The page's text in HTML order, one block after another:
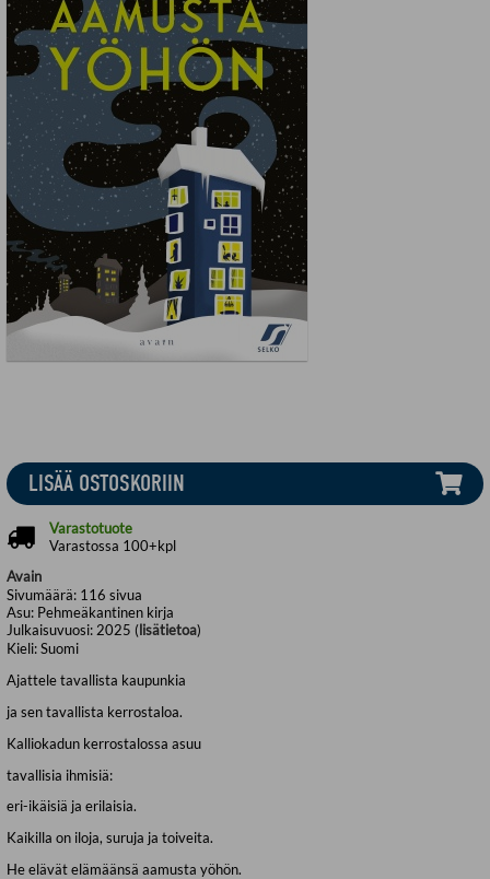
Avain
Sivumäärä: 116 sivua
Asu: Pehmeäkantinen kirja
Julkaisuvuosi:2025 (lisätietoa)
Kieli:Suomi
Ajattele tavallista kaupunkia
ja sen tavallista kerrostaloa.
Kalliokadun kerrostalossa asuu
tavallisia ihmisiä:
eri-ikäisiä ja erilaisia.
Kaikilla on iloja, suruja ja toiveita.
He elävät elämäänsä aamusta yöhön.
LISÄÄ OSTOSKORIIN
Varastotuote
Varastossa 100+kpl